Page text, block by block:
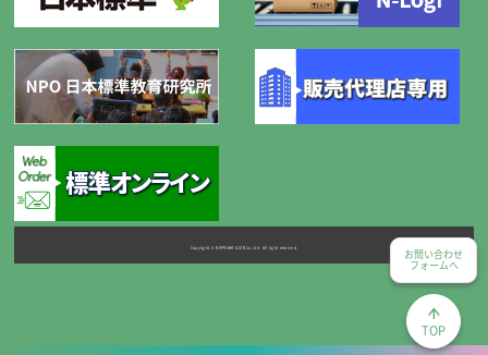
Copyright © NIPPONHYOJUN Co.Ltd. All right reserved.
お問い合わせ
フォームへ
TOP